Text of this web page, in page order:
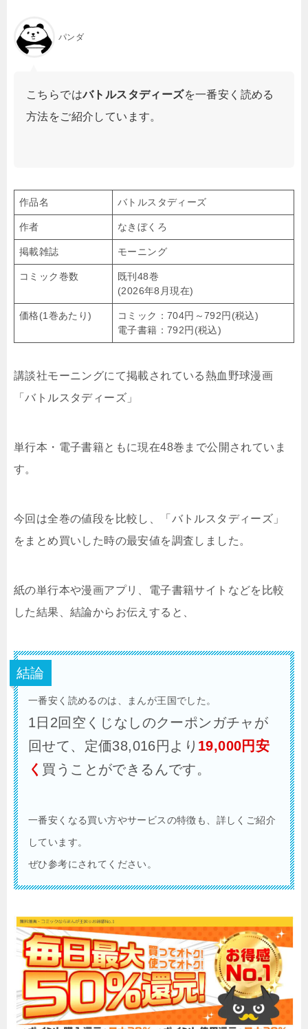
パンダ
こちらではバトルスタディーズを一番安く読める
方法をご紹介しています。
作品名 バトルスタディーズ
作者 なきぼくろ
掲載雑誌 モーニング
コミック巻数
既刊48巻
(2026年8月現在)
価格(1巻あたり)
コミック：704円～792円(税込)
電子書籍：792円(税込)
講談社モーニングにて掲載されている熱血野球漫画
「バトルスタディーズ」
単行本・電子書籍ともに現在48巻まで公開されていま
す。
今回は全巻の値段を比較し、「バトルスタディーズ」
をまとめ買いした時の最安値を調査しました。
紙の単行本や漫画アプリ、電子書籍サイトなどを比較
した結果、結論からお伝えすると、
結論
一番安く読めるのは、まんが王国でした。
1日2回空くじなしのクーポンガチャが
回せて、定価38,016円より 19,000円安
く 買うことができるんです。
一番安くなる買い方やサービスの特徴も、詳しくご紹介
しています。
ぜひ参考にされてください。